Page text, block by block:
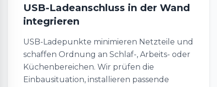
USB-Ladeanschluss in der Wand
integrieren
USB-Ladepunkte minimieren Netzteile und
schaffen Ordnung an Schlaf-, Arbeits- oder
Küchenbereichen. Wir prüfen die
Einbausituation, installieren passende